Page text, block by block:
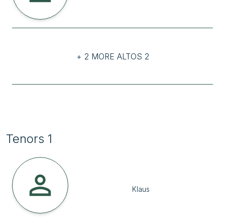
+ 2 MORE ALTOS 2
Tenors 1
Klaus